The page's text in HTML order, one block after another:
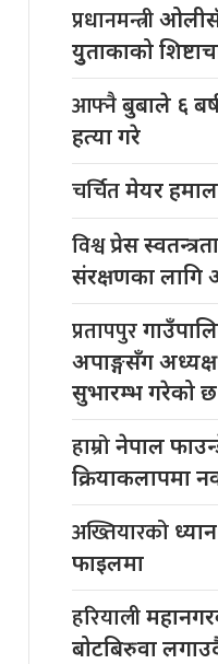
प्रधानमन्त्री
युुताकाको
आफ्नैबुबाले ६
हत्या गरे
चर्चितमेयर
विश्वप्रेस
संरक्षणका लागि
प्रतापपुर
अपाङ्गसँग अध्यक्ष
सुभारम्भ गरेको छ
हाम्रोनेपाल
क्रियाकलापमा
अख्तियारको
फाइलमा
हरियाली
बोटबिरुवा